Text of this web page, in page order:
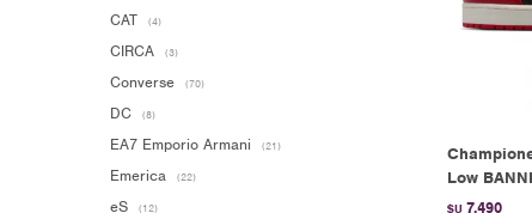
Low
$U 7.490
CAT (4)
CIRCA (3)
Converse (70)
DC (8)
EA7 Emporio Armani (21)
Emerica (22)
eS (12)